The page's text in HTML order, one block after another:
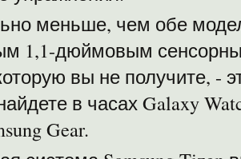
меньше, чем обе
1,1-дюймовым
вы не получите, -
в часах Galaxy
Gear.